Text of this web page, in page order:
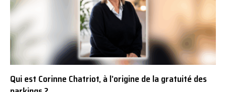
Qui est Corinne Chatriot, à l’origine de la gratuité des